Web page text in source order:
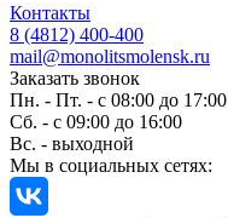
Контакты
8 (4812) 400-400
mail@monolitsmolensk.ru
Заказать звонок
Пн. - Пт. - с 08:00 до 17:00
Сб. - с 09:00 до 16:00
Вс. - выходной
Мы в социальных сетях: